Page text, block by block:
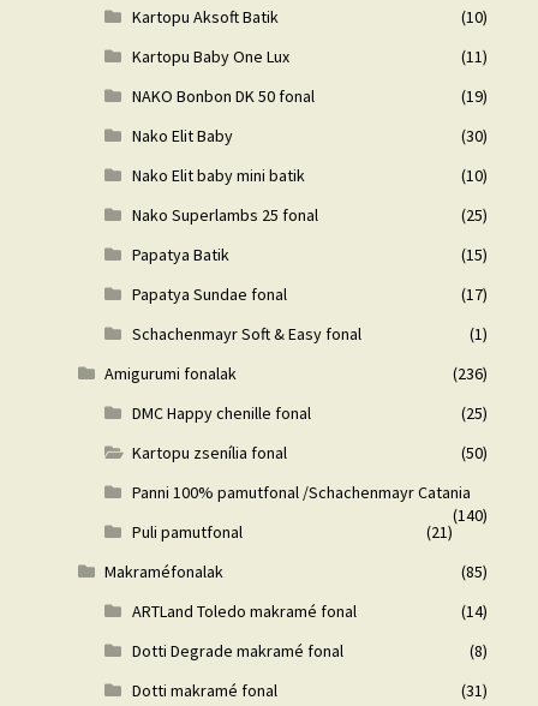
Kartopu Aksoft Batik
(10)
Kartopu Baby One Lux
(11)
NAKO Bonbon DK 50 fonal
(19)
Nako Elit Baby
(30)
Nako Elit baby mini batik
(10)
Nako Superlambs 25 fonal
(25)
Papatya Batik
(15)
Papatya Sundae fonal
(17)
Schachenmayr Soft & Easy fonal
(1)
Amigurumi fonalak
(236)
DMC Happy chenille fonal
(25)
Kartopu zsenília fonal
(50)
Panni 100% pamutfonal /Schachenmayr Catania
(140)
Puli pamutfonal
(21)
Makraméfonalak
(85)
ARTLand Toledo makramé fonal
(14)
Dotti Degrade makramé fonal
(8)
Dotti makramé fonal
(31)